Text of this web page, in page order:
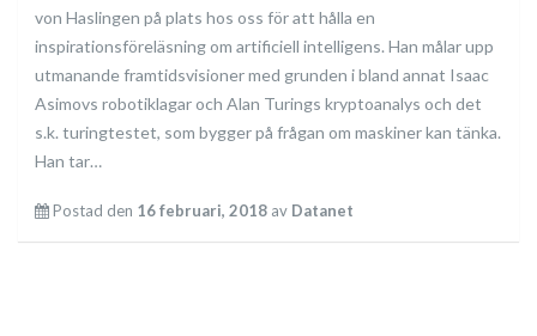
von Haslingen på plats hos oss för att hålla en
inspirationsföreläsning om artificiell intelligens. Han målar upp
utmanande framtidsvisioner med grunden i bland annat Isaac
Asimovs robotiklagar och Alan Turings kryptoanalys och det
s.k. turingtestet, som bygger på frågan om maskiner kan tänka.
Han tar…
Postad den 16 februari, 2018 av Datanet